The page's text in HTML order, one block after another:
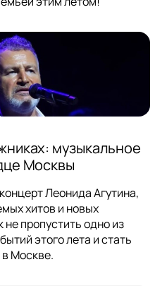
музыкальное
Москвы
Леонида Агутина,
хитов и новых
не пропустить одно из
этого лета и стать
Москве.